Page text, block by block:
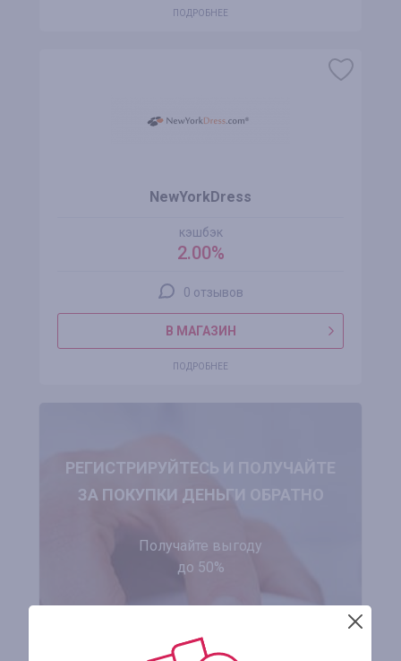
ПОДРОБНЕЕ
NewYorkDress
кэшбэк
2.00%
0 отзывов
В МАГАЗИН
ПОДРОБНЕЕ
РЕГИСТРИРУЙТЕСЬ И ПОЛУЧАЙТЕ
ЗА ПОКУПКИ ДЕНЬГИ ОБРАТНО
Получайте выгоду
до 50%
ЗАРЕГИСТРИРОВАТЬСЯ